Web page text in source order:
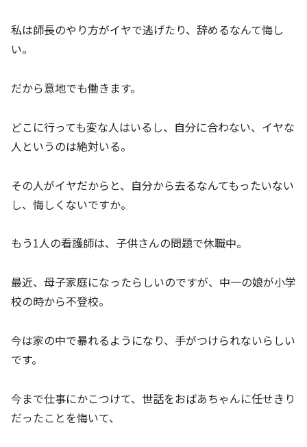
私は師長のやり方がイヤで逃げたり、辞めるなんて悔し
い。
だから意地でも働きます。
どこに行っても変な人はいるし、自分に合わない、イヤな
人というのは絶対いる。
その人がイヤだからと、自分から去るなんてもったいない
し、悔しくないですか。
もう1人の看護師は、子供さんの問題で休職中。
最近、母子家庭になったらしいのですが、中一の娘が小学
校の時から不登校。
今は家の中で暴れるようになり、手がつけられないらしい
です。
今まで仕事にかこつけて、世話をおばあちゃんに任せきり
だったことを悔いて、